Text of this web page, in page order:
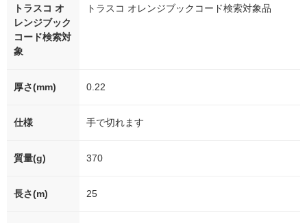
トラスコ オ
レンジブック
コード検索対
象
トラスコ オレンジブックコード検索対象品
厚さ(mm) 0.22
仕様 手で切れます
質量(g) 370
長さ(m) 25